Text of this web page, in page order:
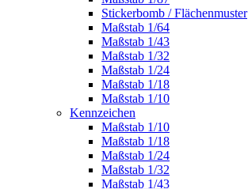
Stickerbomb / Flächenmuster
Maßstab 1/64
Maßstab 1/43
Maßstab 1/32
Maßstab 1/24
Maßstab 1/18
Maßstab 1/10
Kennzeichen
Maßstab 1/10
Maßstab 1/18
Maßstab 1/24
Maßstab 1/32
Maßstab 1/43